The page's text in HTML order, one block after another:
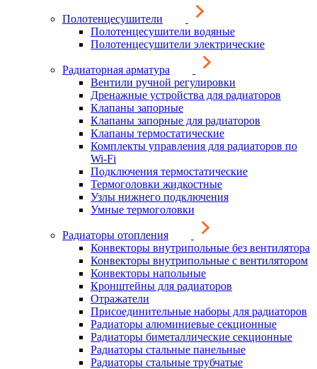
Полотенцесушители
Полотенцесушители водяные
Полотенцесушители электрические
Радиаторная арматура
Вентили ручной регулировки
Дренажные устройства для радиаторов
Клапаны запорные
Клапаны запорные для радиаторов
Клапаны термостатические
Комплекты управления для радиаторов по
Wi-Fi
Подключения термостатические
Термоголовки жидкостные
Узлы нижнего подключения
Умные термоголовки
Радиаторы отопления
Конвекторы внутрипольные без вентилятора
Конвекторы внутрипольные с вентилятором
Конвекторы напольные
Кронштейны для радиаторов
Отражатели
Присоединительные наборы для радиаторов
Радиаторы алюминиевые секционные
Радиаторы биметаллические секционные
Радиаторы стальные панельные
Радиаторы стальные трубчатые